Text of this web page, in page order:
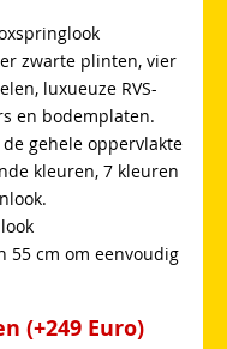
zwarte plinten, vier
luxueuze RVS-
en bodemplaten.
gehele oppervlakte
kleuren, 7 kleuren
55 cm om eenvoudig
(+249 Euro)